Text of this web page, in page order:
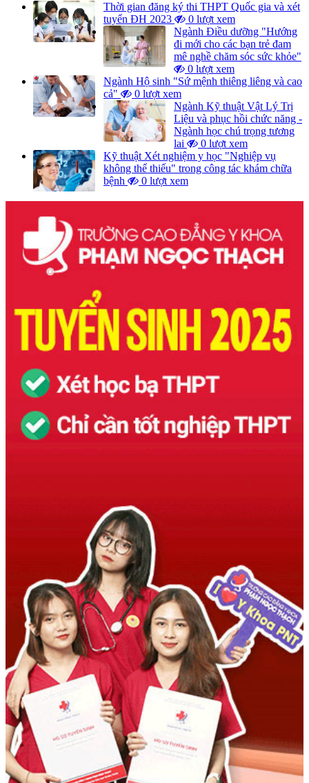
Thời gian đăng ký thi THPT Quốc gia và xét
tuyển ĐH 2023
0 lượt xem
Ngành Điều dưỡng "Hướng
đi mới cho các bạn trẻ đam
mê nghề chăm sóc sức khỏe"
0 lượt xem
Ngành Hộ sinh "Sứ mệnh thiêng liêng và cao
cả"
0 lượt xem
Ngành Kỹ thuật Vật Lý Trị
Liệu và phục hồi chức năng -
Ngành học chú trọng tương
lai
0 lượt xem
Kỹ thuật Xét nghiệm y học "Nghiệp vụ
không thể thiếu" trong công tác khám chữa
bệnh
0 lượt xem